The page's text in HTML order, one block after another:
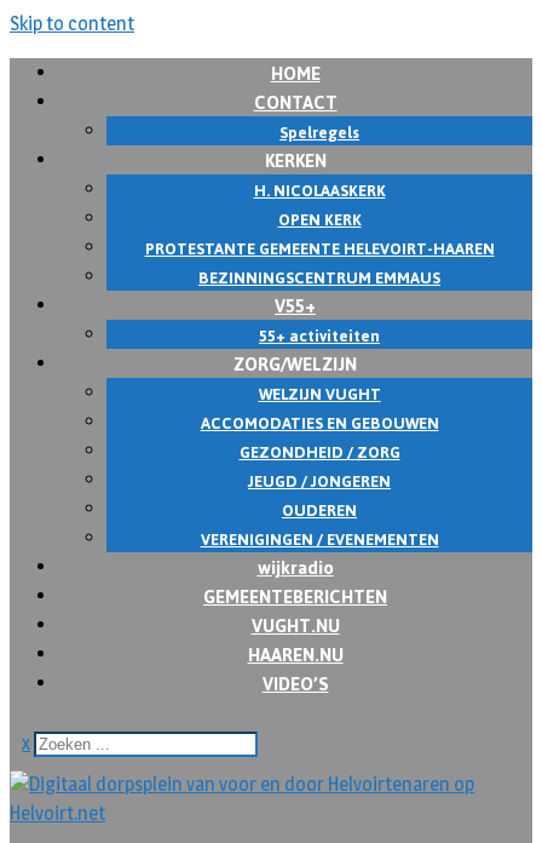
Skip to content
HOME
CONTACT
Spelregels
KERKEN
H. NICOLAASKERK
OPEN KERK
PROTESTANTE GEMEENTE HELEVOIRT-HAAREN
BEZINNINGSCENTRUM EMMAUS
V55+
55+ activiteiten
ZORG/WELZIJN
WELZIJN VUGHT
ACCOMODATIES EN GEBOUWEN
GEZONDHEID / ZORG
JEUGD / JONGEREN
OUDEREN
VERENIGINGEN / EVENEMENTEN
wijkradio
GEMEENTEBERICHTEN
VUGHT.NU
HAAREN.NU
VIDEO’S
x